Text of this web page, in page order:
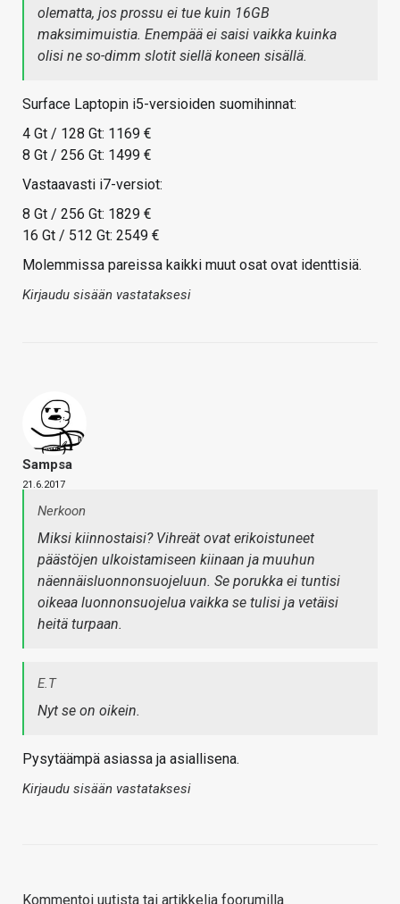
olematta, jos prossu ei tue kuin 16GB
maksimimuistia. Enempää ei saisi vaikka kuinka
olisi ne so-dimm slotit siellä koneen sisällä.
Surface Laptopin i5-versioiden suomihinnat:
4 Gt / 128 Gt: 1169 €
8 Gt / 256 Gt: 1499 €
Vastaavasti i7-versiot:
8 Gt / 256 Gt: 1829 €
16 Gt / 512 Gt: 2549 €
Molemmissa pareissa kaikki muut osat ovat identtisiä.
Kirjaudu sisään vastataksesi
Sampsa
21.6.2017
Nerkoon
Miksi kiinnostaisi? Vihreät ovat erikoistuneet
päästöjen ulkoistamiseen kiinaan ja muuhun
näennäisluonnonsuojeluun. Se porukka ei tuntisi
oikeaa luonnonsuojelua vaikka se tulisi ja vetäisi
heitä turpaan.
E.T
Nyt se on oikein.
Pysytäämpä asiassa ja asiallisena.
Kirjaudu sisään vastataksesi
Kommentoi uutista tai artikkelia foorumilla